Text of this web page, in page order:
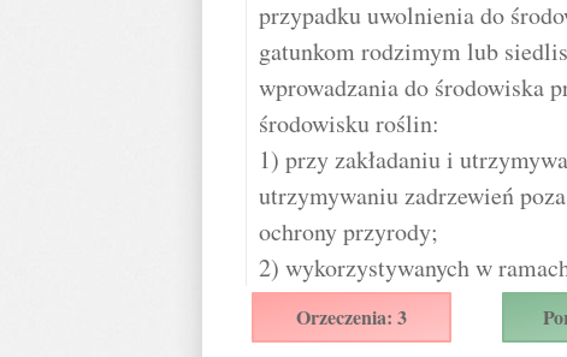
przypadku uwolnienia do
gatunkom rodzimym lub
wprowadzania do środowiska
środowisku roślin:
1) przy zakładaniu i
utrzymywaniu zadrzewień
ochrony przyrody;
2) wykorzystywanych w
Orzeczenia: 3